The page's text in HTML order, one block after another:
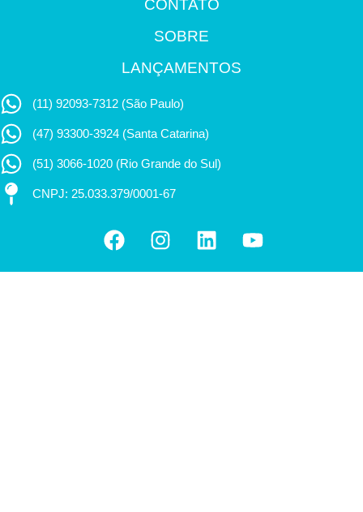
CONTATO
SOBRE
LANÇAMENTOS
(11) 92093-7312 (São Paulo)
(47) 93300-3924 (Santa Catarina)
(51) 3066-1020 (Rio Grande do Sul)
CNPJ: 25.033.379/0001-67